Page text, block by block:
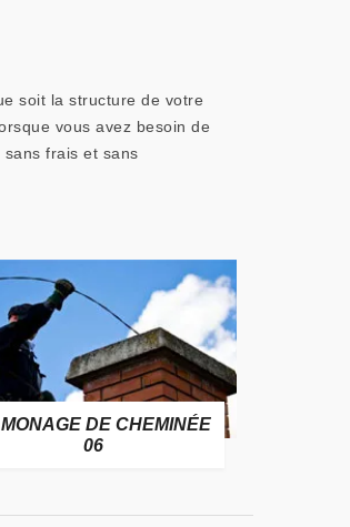
soit la structure de votre
vous avez besoin de
frais et sans
DE CHEMINÉE
06